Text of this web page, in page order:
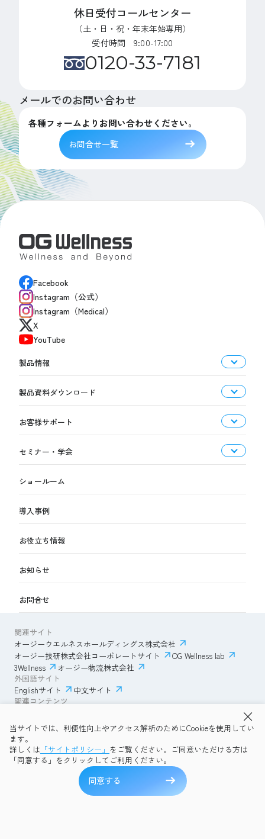
当サイトでは、利便性向上やアクセス解析のためにCookieを使用してい
ます。
詳しくは 「サイトポリシー」 をご覧ください。ご同意いただける方は
「同意する」をクリックしてご利用ください。
同意する
休日受付コールセンター
（土・日・祝・年末年始専用）
受付時間 9:00-17:00
0120-33-7181
メールでのお問い合わせ
各種フォームよりお問い合わせください。
お問合せ一覧
Facebook
Instagram（公式）
Instagram（Medical）
X
YouTube
製品情報
製品資料ダウンロード
お客様サポート
セミナー・学会
ショールーム
導入事例
お役立ち情報
お知らせ
お問合せ
関連サイト
オージーウエルネスホールディングス株式会社
オージー技研株式会社コーポレートサイト
OG Wellness lab
3Wellness
オージー物流株式会社
外国語サイト
Englishサイト
中文サイト
関連コンテンツ
透明性ガイドライン
プライバシーポリシー
OG Wellness会員規約
コミュニティガイドライン
サイトマップ
Copyright © 2026 OG Wellness Co., Ltd. All rights reserved.